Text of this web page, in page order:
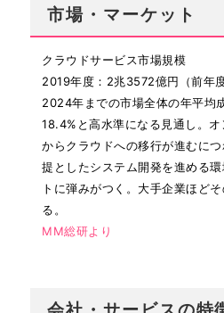
市場・マーケット
クラウドサービス市場規模
2019年度：2兆3572億円（前年
2024年までの市場全体の年平均
18.4%と高水準になる見通し。オ
からクラウドへの移行が進むに
提としたシステム開発を進める
トに弾みがつく。大手企業ほど
る。
MM総研より